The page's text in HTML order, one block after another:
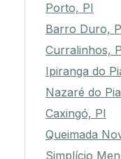
Porto, PI
Barro Duro,
Curralinhos,
Ipiranga do
Nazaré do
Caxingó, PI
Queimada
Simplício